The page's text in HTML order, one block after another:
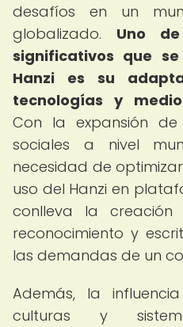
desafíos en un
globalizado. Uno
significativos que
Hanzi es su
tecnologías y
Con la expansión
sociales a nivel
necesidad de
uso del Hanzi en
conlleva la
reconocimiento y
las demandas de un
Además, la
culturas y